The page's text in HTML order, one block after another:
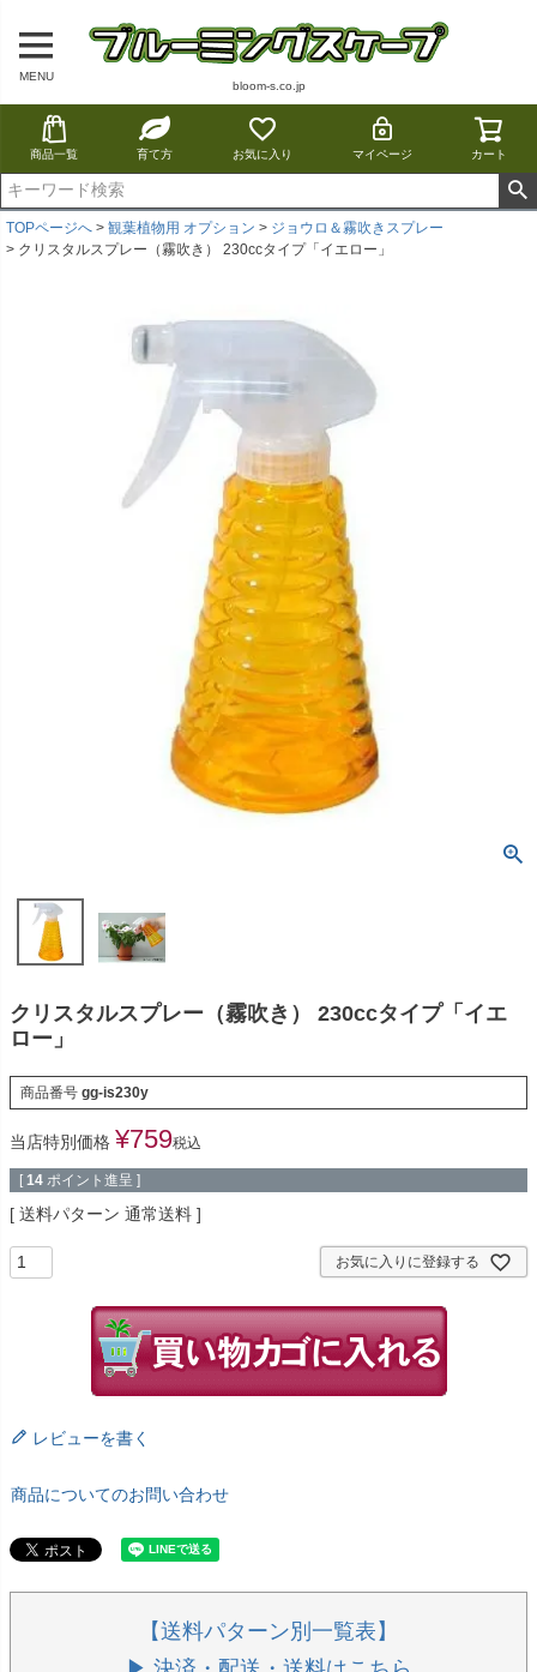
MENU
bloom-s.co.jp
商品一覧 育て方 お気に入り マイページ カート
TOPページへ 観葉植物用 オプション
ジョウロ＆霧吹きスプレー
クリスタルスプレー（霧吹き） 230ccタイプ「イエロー」
クリスタルスプレー（霧吹き） 230ccタイプ「イエ
ロー」
商品番号 gg-is230y
当店特別価格 ¥759税込
[ 14 ポイント進呈 ]
送料パターン 通常送料
お気に入りに登録する
レビューを書く
商品についてのお問い合わせ
【送料パターン別一覧表】